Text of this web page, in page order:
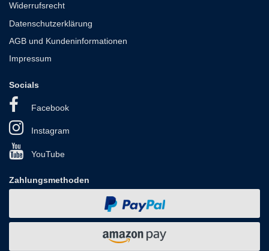
Widerrufsrecht
Datenschutzerklärung
AGB und Kundeninformationen
Impressum
Socials
Facebook
Instagram
YouTube
Zahlungsmethoden